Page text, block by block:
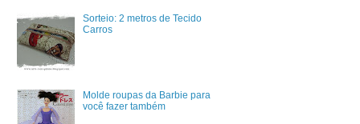
Sorteio: 2 metros de Tecido
Carros
Molde roupas da Barbie para
você fazer também